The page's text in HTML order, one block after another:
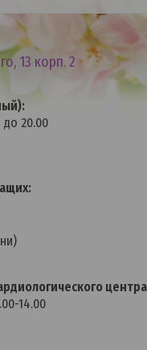
13 корп. 2
20.00
14.00